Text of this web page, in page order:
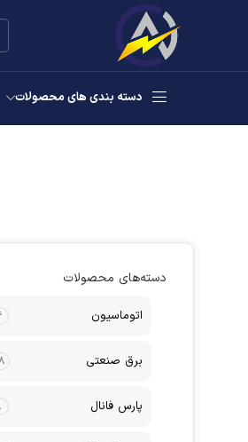
دسته بندی های محصولات
دسته‌های محصولات
اتوماسیون
برق صنعتی
پارس فانال